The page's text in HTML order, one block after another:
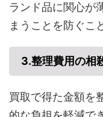
ランド品に関心が
まうことを防ぐこ
3.整理費用の相
買取で得た金額を